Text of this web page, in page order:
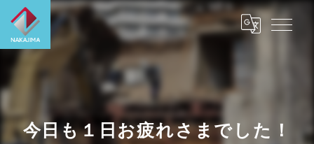
今日も１日お疲れさまでした！